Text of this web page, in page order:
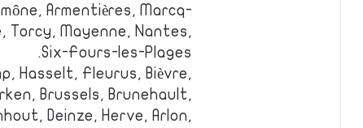
Armentières, Marcq-
Torcy, Mayenne, Nantes,
Six-Fours-les-Plages.
Hasselt, Fleurus, Bièvre,
Brussels, Brunehault,
Deinze, Herve, Arlon,